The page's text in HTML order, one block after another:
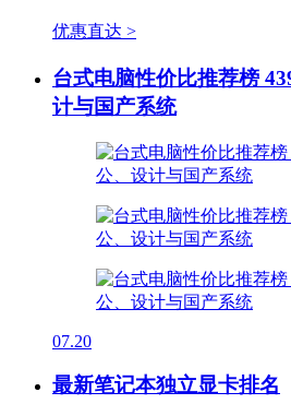
优惠直达 >
台式电脑性价比推荐榜
计与国产系统
07.20
最新笔记本独立显卡排名